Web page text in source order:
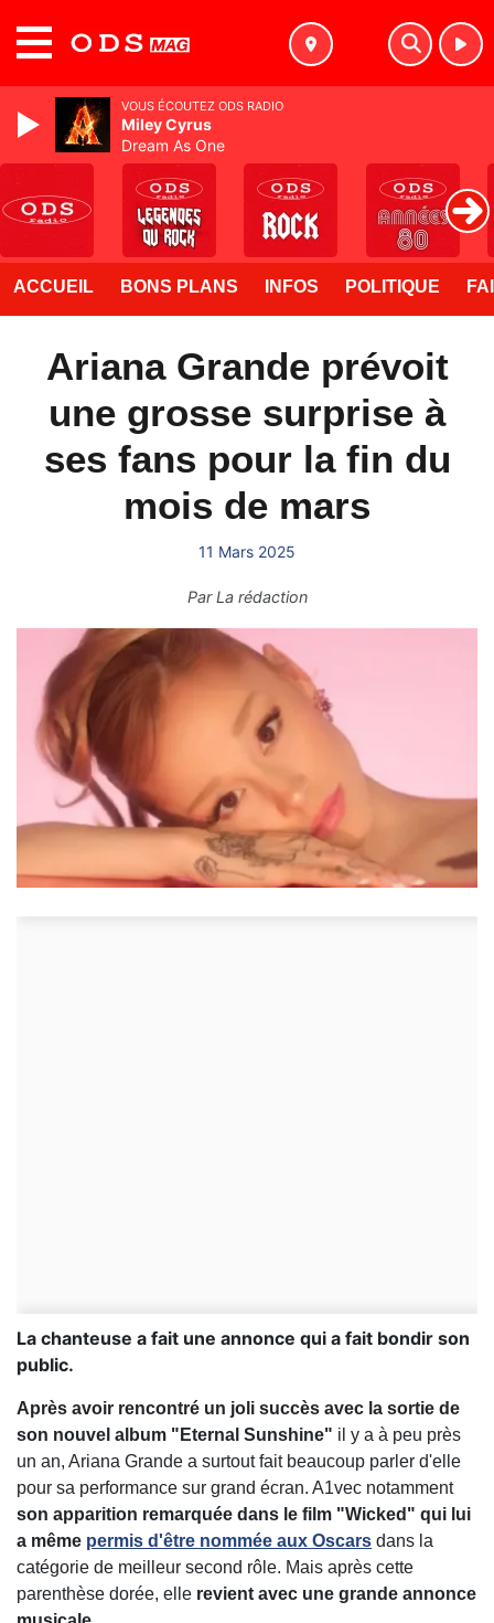
ACCUEIL BONS PLANS INFOS POLITIQUE
Ariana Grande prévoit
une grosse surprise à
ses fans pour la fin du
mois de mars
11 Mars 2025
ParLa rédaction
La chanteuse a fait une annonce qui a fait bondir son
public.
Après avoir rencontré un joli succès avec la sortie de
son nouvel album "Eternal Sunshine" il y a à peu près
un an, Ariana Grande a surtout fait beaucoup parler d'elle
pour sa performance sur grand écran. A1vec notamment
son apparition remarquée dans le film "Wicked" qui lui
a même permis d'être nommée aux Oscars dans la
catégorie de meilleur second rôle. Mais après cette
parenthèse dorée, elle revient avec une grande annonce
VOUS ÉCOUTEZ ODS RADIO
Miley Cyrus
Dream As One